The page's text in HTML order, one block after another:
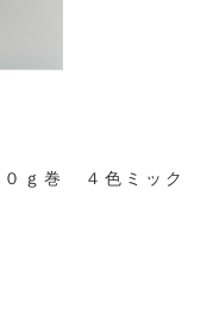
ｇ巻 ４色ミック